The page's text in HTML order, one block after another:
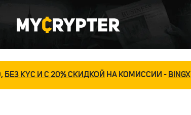
БЕЗ KYC И С 20% СКИДКОЙ НА КОМИССИИ - BINGX